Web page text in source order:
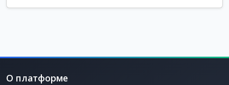
О платформе